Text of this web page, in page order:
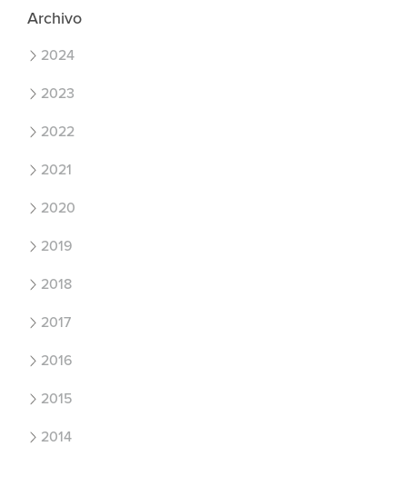
Archivo
2024
2023
2022
2021
2020
2019
2018
2017
2016
2015
2014